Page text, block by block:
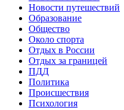
Новости путешествий
Образование
Общество
Около спорта
Отдых в России
Отдых за границей
ПДД
Политика
Происшествия
Психология